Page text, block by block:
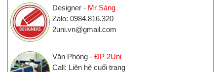
Designer - Mr Sáng
Zalo: 0984.816.320
2uni.vn@gmail.com
Văn Phòng - ĐP 2Uni
Call: Liên hệ cuối trang